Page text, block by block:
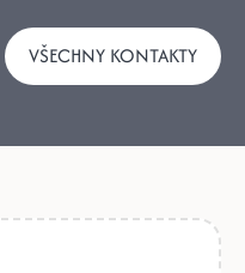
VŠECHNY KONTAKTY